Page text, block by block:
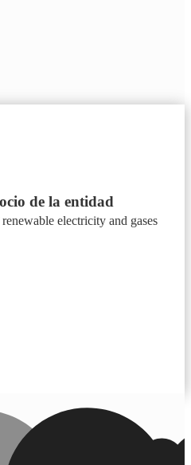
de la entidad
electricity and gases